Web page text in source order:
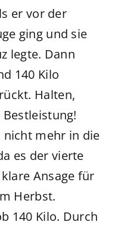
er vor der
ging und sie
legte. Dann
140 Kilo
Halten,
nicht mehr in die
es der vierte
Ansage für
Herbst.
140 Kilo. Durch